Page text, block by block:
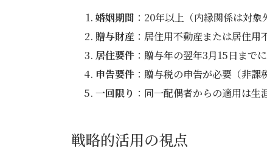
婚姻期間 ：20年以上（内縁関係は対象
贈与財産 ：居住用不動産または居住用
居住要件 ：贈与年の翌年3月15日まで
申告要件 ：贈与税の申告が必要（非課
一回限り ：同一配偶者からの適用は生
戦略的活用の視点